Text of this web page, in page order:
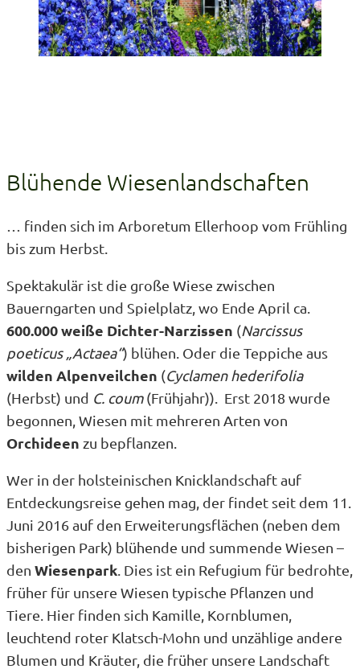
Blühende Wiesenlandschaften
… finden sich im Arboretum Ellerhoop vom Frühling
bis zum Herbst.
Spektakulär ist die große Wiese zwischen
Bauerngarten und Spielplatz, wo Ende April ca.
600.000 weiße Dichter-Narzissen (Narcissus
poeticus „Actaea“) blühen. Oder die Teppiche aus
wilden Alpenveilchen (Cyclamen hederifolia
(Herbst) und C. coum(Frühjahr)). Erst 2018 wurde
begonnen, Wiesen mit mehreren Arten von
Orchideen zu bepflanzen.
Wer in der holsteinischen Knicklandschaft auf
Entdeckungsreise gehen mag, der findet seit dem 11.
Juni 2016 auf den Erweiterungsflächen (neben dem
bisherigen Park) blühende und summende Wiesen –
den Wiesenpark . Dies ist ein Refugium für bedrohte,
früher für unsere Wiesen typische Pflanzen und
Tiere. Hier finden sich Kamille, Kornblumen,
leuchtend roter Klatsch-Mohn und unzählige andere
Blumen und Kräuter, die früher unsere Landschaft